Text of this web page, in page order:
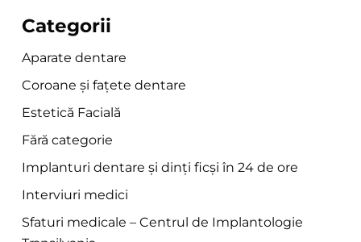
Categorii
Aparate dentare
Coroane și fațete dentare
Estetică Facială
Fără categorie
Implanturi dentare și dinți ficși în 24 de ore
Interviuri medici
Sfaturi medicale – Centrul de Implantologie